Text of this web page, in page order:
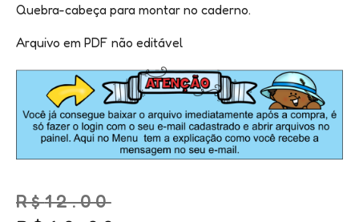
Quebra-cabeça para montar no caderno.
Arquivo em PDF não editável
R$12.00